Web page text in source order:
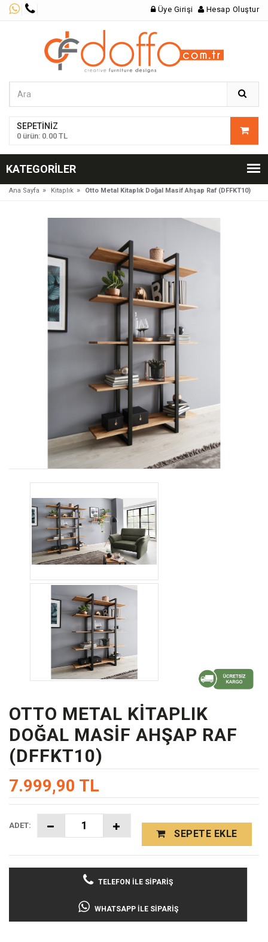
Üye Girişi Hesap Oluştur
SEPETINIZ
0 ürün: 0.00 TL
KATEGORILER
Ana Sayfa » Kitaplık » Otto Metal Kitaplık Doğal Masif Ahşap Raf (DFFKT10)
OTTO METAL KITAPLIK
DOĞAL MASIF AHŞAP RAF
(DFFKT10)
7.999,90 TL
ADET:
SEPETE EKLE
TELEFON İLE SIPARIŞ
WHATSAPP İLE SIPARIŞ